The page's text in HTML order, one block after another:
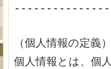
（個人情報の定義
個人情報とは、個